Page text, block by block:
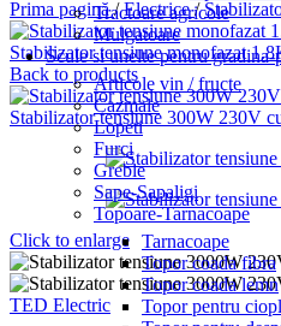
Tractoare agricole
Mulgatoare
Scule si unelte pentru gradina-
Articole vin / fructe
Cazmale
Lopeti
Furci
Greble
Sape-Sapaligi
Topoare-Tarnacoape
Tarnacoape
Topor coada fibra
Topor coada lemn
Topor pentru
Prima pagină/ Electrice/
Stabilizator tensiune monofazat
Back to products
Stabilizator tensiune 300W 230V
Click to enlarge
TED Electric